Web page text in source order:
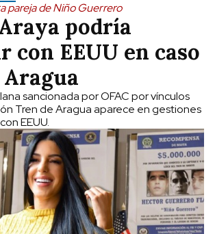
pareja de Niño Guerrero
podría
con EEUU en caso
sancionada por OFAC por vínculos
Tren de Aragua aparece en gestiones
EEUU.